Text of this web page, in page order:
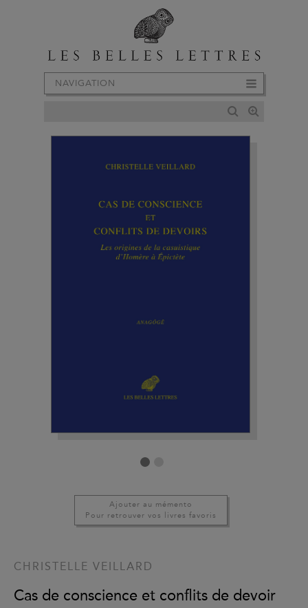
NAVIGATION
Ajouter au mémento
Pour retrouver vos livres favoris
CHRISTELLE VEILLARD
Cas de conscience et conflits de devoir